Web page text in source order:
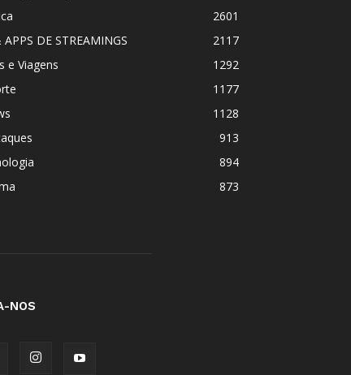
2601
APPS DE STREAMINGS
2117
e Viagens
1292
1177
1128
913
894
873
NOS